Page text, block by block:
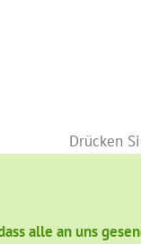
Drücken
alle an uns